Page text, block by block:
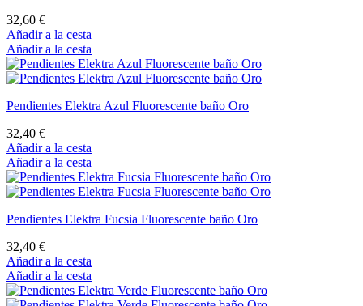
32,60 €
Añadir a la cesta
Añadir a la cesta
Pendientes Elektra Azul Fluorescente baño Oro
32,40 €
Añadir a la cesta
Añadir a la cesta
Pendientes Elektra Fucsia Fluorescente baño Oro
32,40 €
Añadir a la cesta
Añadir a la cesta